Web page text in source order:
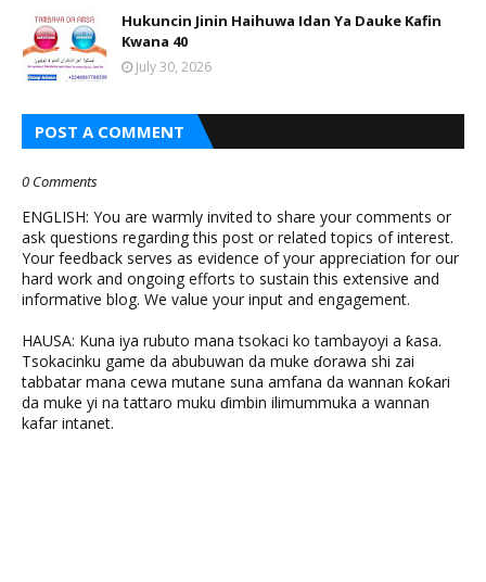
Hukuncin Jinin Haihuwa Idan Ya Dauke Kafin
Kwana 40
July 30, 2026
POST A COMMENT
0 Comments
ENGLISH: You are warmly invited to share your comments or
ask questions regarding this post or related topics of interest.
Your feedback serves as evidence of your appreciation for our
hard work and ongoing efforts to sustain this extensive and
informative blog. We value your input and engagement.
HAUSA: Kuna iya rubuto mana tsokaci ko tambayoyi a ƙasa.
Tsokacinku game da abubuwan da muke ɗorawa shi zai
tabbatar mana cewa mutane suna amfana da wannan ƙoƙari
da muke yi na tattaro muku ɗimbin ilimummuka a wannan
kafar intanet.